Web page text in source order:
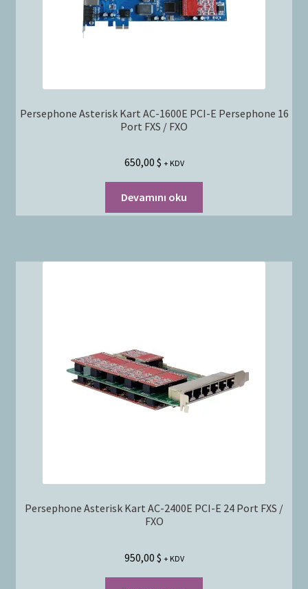
Persephone Asterisk Kart AC-1600E PCI-E Persephone 16
Port FXS / FXO
650,00 $ + KDV
Devamını oku
Persephone Asterisk Kart AC-2400E PCI-E 24 Port FXS /
FXO
950,00 $ + KDV